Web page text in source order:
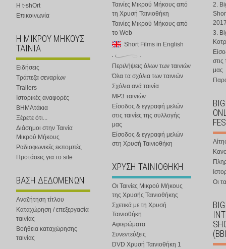
Η t-shOrt
Επικοινωνία
Η ΜΙΚΡΟΥ ΜΗΚΟΥΣ
ΤΑΙΝΙΑ
Ειδήσεις
Τράπεζα σεναρίων
Trailers
Ιστορικές αναφορές
ΒΗΜΑτάκια
Ξέρετε ότι...
Διάσημοι στην Ταινία
Μικρού Μήκους
Ραδιοφωνικές εκπομπές
Προτάσεις για το site
ΒΑΣΗ ΔΕΔΟΜΕΝΩΝ
Αναζήτηση τίτλου
Καταχώρηση / επεξεργασία
ταινίας
Βοήθεια καταχώρησης
ταινίας
Ταινίες Μικρού Μήκους από
τη Χρυσή Ταινιοθήκη
Ταινίες Μικρού Μήκους από
το Web
Short Films in English
Περιλήψεις όλων των ταινιών
Όλα τα σχόλια των ταινιών
Σχόλια ανά ταινία
MP3 ταινιών
Είσοδος & εγγραφή μελών
στις ταινίες της συλλογής
μας
Είσοδος & εγγραφή μελών
στη Χρυσή Ταινιοθήκη
ΧΡΥΣΗ ΤΑΙΝΙΟΘΗΚΗ
Οι Ταινίες Μικρού Μήκους
της Χρυσής Ταινιοθήκης
Σχετικά με τη Χρυσή
Ταινιοθήκη
Αφιερώματα
Συνεντεύξεις
DVD Χρυσή Ταινιοθήκη 1
2.
3.
στις
μας
Οι